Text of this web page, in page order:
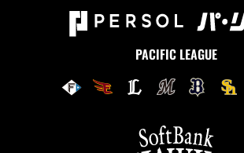
PACIFIC LEAGUE